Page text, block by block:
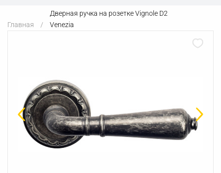
Главная
Дверная ручка на розетке Vignole D2
Venezia